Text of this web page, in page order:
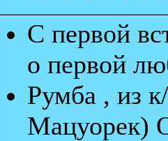
С первой
о первой
Румба , из
Мацуорек)